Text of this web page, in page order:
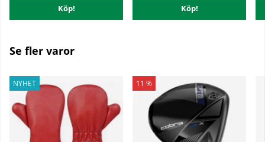
Köp! Köp!
Se fler varor
NYHET 11 %